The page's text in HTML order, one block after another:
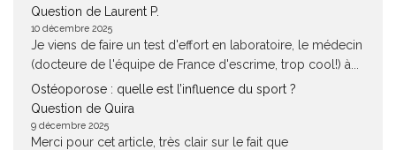
Question de Laurent P.
10 décembre 2025
Je viens de faire un test d'effort en laboratoire, le médecin
(docteure de l'équipe de France d'escrime, trop cool!) à...
Ostéoporose : quelle est l’influence du sport ?
Question de Quira
9 décembre 2025
Merci pour cet article, très clair sur le fait que